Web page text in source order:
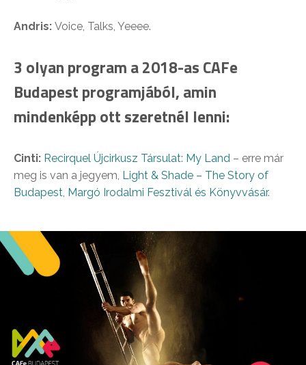
Andris: Voice, Talks, Yeeee.
3 olyan program a 2018-as CAFe
Budapest programjából, amin
mindenképp ott szeretnél lenni:
Cinti: Recirquel Újcirkusz Társulat: My Land – erre már
meg is van a jegyem, Light & Shade – The Story of
Budapest Margó Irodalmi Fesztivál és Könyvvásár.